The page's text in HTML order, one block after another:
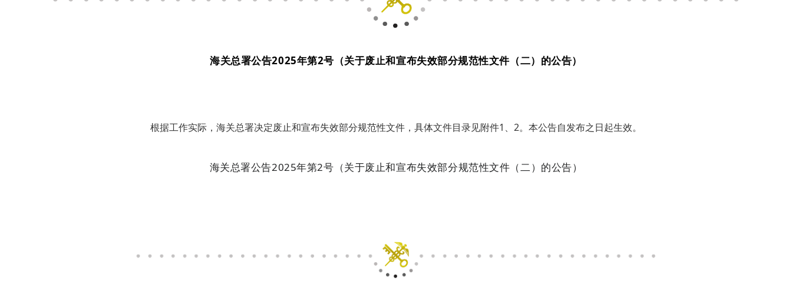
海关总署公告2025年第2号（关于废止和宣布失效部分规范性文件（二）的公告）
根据工作实际，海关总署决定废止和宣布失效部分规范性文件，具体文件目录见附件1、2。本公告自发布之日起生效。
海关总署公告2025年第2号（关于废止和宣布失效部分规范性文件（二）的公告）